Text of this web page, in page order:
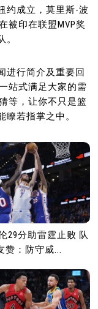
约成立，莫里斯-波
被印在联盟MVP奖
。
进行简介及重要回
站式满足大家的需
等，让你不只是篮
瞭若指掌之中。
29分助雷霆止败 队
赞：防守威...